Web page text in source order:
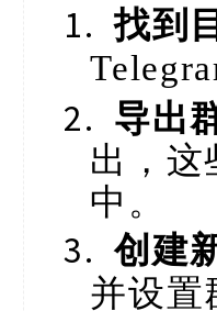
1. 找到
2. 导出
出，这
中。
3. 创建
并设置